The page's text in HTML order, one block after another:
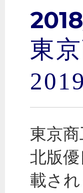
東
東京
北版
載され